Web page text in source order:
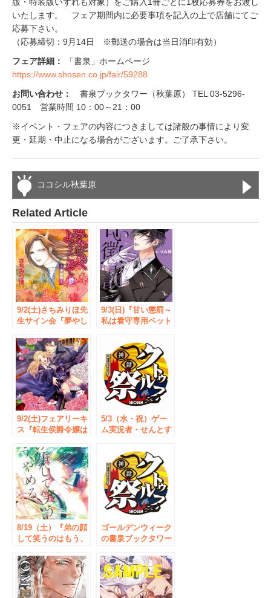
いたします。 フェア期間内に必要事項を記入の上で店舗にてご
応募下さい。
（応募締切：9月14日 ※郵送の場合は当日消印有効）
フェア詳細：
「書泉」ホームページ
https://www.shosen.co.jp/fair/59288
お問い合わせ：
書泉ブックタワー（秋葉原） TEL 03-5296-
0051 営業時間 10：00～21：00
※イベント・フェアの内容につきましては諸般の事情により変
更・延期・中止になる場合がございます。ご了承下さい。
ココシル秋葉原
Related Article
9/2(土)さちみりほ先
生サイン会『夢やし
編～参』発売を記念
して開催◆
秋葉原・書泉ブック
タワー サイン会開
催を記念して、「直
筆サイン入りPOP」
の抽選プレゼントな
ど、特典盛り沢山の
フェアも実施。
9/3(日)『甘い懲罰～
私は看守専用ペット
翔先生サイン会◆秋
葉原・書泉ブックタ
ワー いづみ翔先生
のサイン会は今回が
初めての開催となり
ます。
9/2(土)フェアリーキ
ス『転生侯爵令嬢は
る。1』発売記念
月神サキ先生＆林マ
キ先生 Wサイン会◆
書泉ブックタワー
イベントの参加券
は、7/29(土)より書
泉ブックタワー店頭
にて配布開始
5/3（水・祝）ゲー
ム実況者・せんとす
神話」を学べる公開
生放送を、書泉ブッ
クタワー「クトゥル
フ神話祭」内にて開
催！
8/19（土）『弟の顔
して笑うのはもう、
念 神寺千寿先生サ
イン会◆書泉ブック
タワー 参加者には
当イベント限定の
ゴールデンウィーク
の書泉ブックタワー
話」尽くし！
5/3（水・
祝）-5/7（日）＜ク
トゥルフ神話祭 in